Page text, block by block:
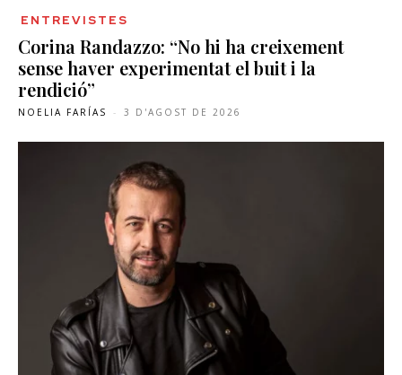
ENTREVISTES
Corina Randazzo: “No hi ha creixement
sense haver experimentat el buit i la
rendició”
NOELIA FARÍAS - 3 D'AGOST DE 2026